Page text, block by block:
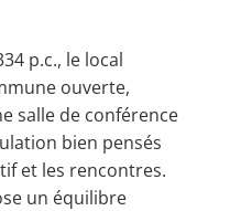
p.c., le local
ouverte,
salle de conférence
bien pensés
et les rencontres.
un équilibre